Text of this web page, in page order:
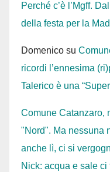
Perché c’è l’Mgff.
della festa per la
Domenico su
ricordi l’ennesima
Talerico è una
Comune Catanzaro,
"Nord". Ma nessuna
anche lì, ci si
Nick: acqua e sale